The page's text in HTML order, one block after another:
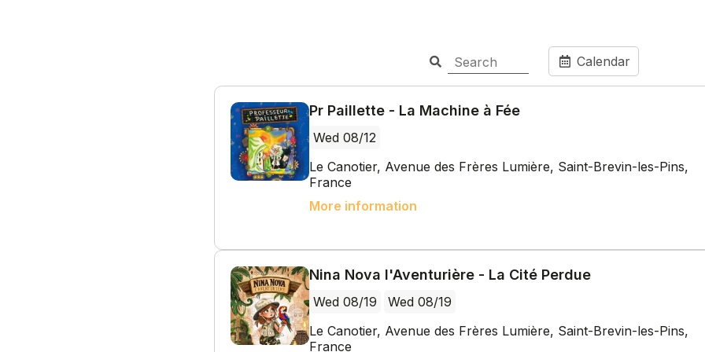
Calendar
Pr Paillette - La Machine à Fée
Wed 08/12
Le Canotier, Avenue des Frères Lumière, Saint-Brevin-les-Pins,
France
More information
Nina Nova l'Aventurière - La Cité Perdue
Wed 08/19
Wed 08/19
Le Canotier, Avenue des Frères Lumière, Saint-Brevin-les-Pins,
France